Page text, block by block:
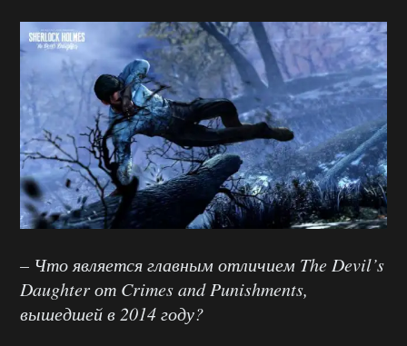
– Что является главным отличием The Devil’s
Daughter от Crimes and Punishments,
вышедшей в 2014 году?